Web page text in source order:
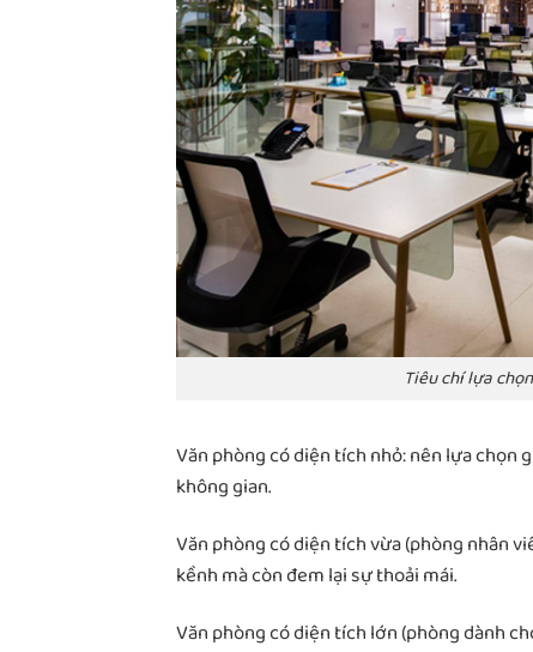
Tiêu chí lựa
Văn phòng có diện tích nhỏ: nên lựa
không gian.
Văn phòng có diện tích vừa (phòng nhân
kềnh mà còn đem lại sự thoải mái.
Văn phòng có diện tích lớn (phòng dành